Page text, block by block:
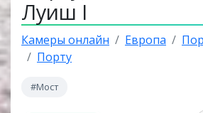
Луиш I
Камеры онлайн Европа
Порту
#Мост